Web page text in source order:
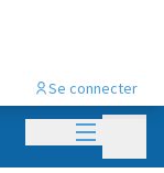
Menu
Se connecter